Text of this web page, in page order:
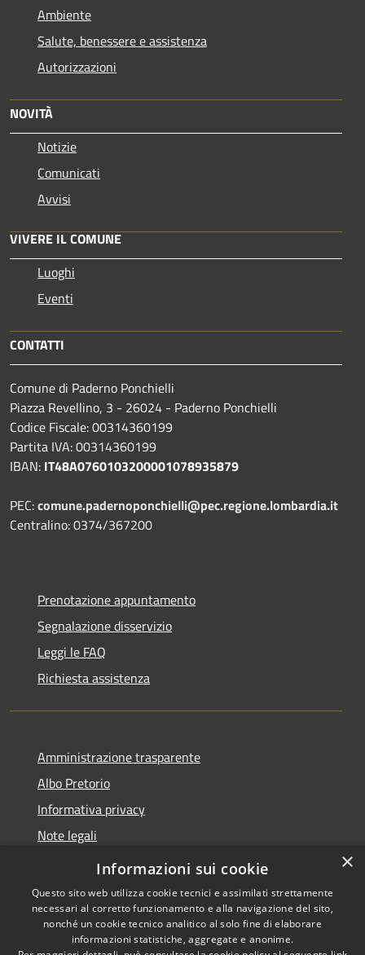
Ambiente
Salute, benessere e assistenza
Autorizzazioni
NOVITÀ
Notizie
Comunicati
Avvisi
VIVERE IL COMUNE
Luoghi
Eventi
CONTATTI
Comune di Paderno Ponchielli
Piazza Revellino, 3 - 26024 - Paderno Ponchielli
Codice Fiscale: 00314360199
Partita IVA: 00314360199
IBAN: IT48A0760103200001078935879
PEC:comune.padernoponchielli@pec.regione.lombardia.it
Centralino: 0374/367200
Prenotazione appuntamento
Segnalazione disservizio
Leggi le FAQ
Richiesta assistenza
Amministrazione trasparente
Albo Pretorio
Informativa privacy
Note legali
Dichiarazione di accessibilità 2025
Copyright © 2026 • Comune di
×
Informazioni sui cookie
Questo sito web utilizza cookie tecnici e assimilati strettamente
necessari al corretto funzionamento e alla navigazione del sito,
nonché un cookie tecnico analitico al solo fine di elaborare
informazioni statistiche, aggregate e anonime.